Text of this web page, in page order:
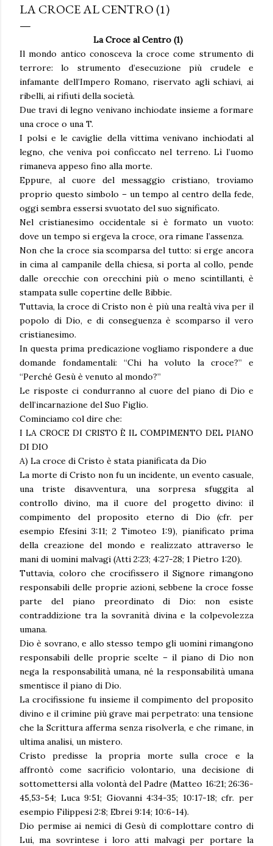
LA CROCE AL CENTRO (1)
La Croce al Centro (1)
Il mondo antico conosceva la croce come strumento di
terrore: lo strumento d’esecuzione più crudele e
infamante dell’Impero Romano, riservato agli schiavi, ai
ribelli, ai rifiuti della società.
Due travi di legno venivano inchiodate insieme a formare
una croce o una T.
I polsi e le caviglie della vittima venivano inchiodati al
legno, che veniva poi conficcato nel terreno. Lì l’uomo
rimaneva appeso fino alla morte.
Eppure, al cuore del messaggio cristiano, troviamo
proprio questo simbolo – un tempo al centro della fede,
oggi sembra essersi svuotato del suo significato.
Nel cristianesimo occidentale si è formato un vuoto:
dove un tempo si ergeva la croce, ora rimane l’assenza.
Non che la croce sia scomparsa del tutto: si erge ancora
in cima al campanile della chiesa, si porta al collo, pende
dalle orecchie con orecchini più o meno scintillanti, è
stampata sulle copertine delle Bibbie.
Tuttavia, la croce di Cristo non è più una realtà viva per il
popolo di Dio, e di conseguenza è scomparso il vero
cristianesimo.
In questa prima predicazione vogliamo rispondere a due
domande fondamentali: “Chi ha voluto la croce?” e
“Perché Gesù è venuto al mondo?”
Le risposte ci condurranno al cuore del piano di Dio e
dell’incarnazione del Suo Figlio.
Cominciamo col dire che:
I LA CROCE DI CRISTO È IL COMPIMENTO DEL PIANO
DI DIO
A) La croce di Cristo è stata pianificata da Dio
La morte di Cristo non fu un incidente, un evento casuale,
una triste disavventura, una sorpresa sfuggita al
controllo divino, ma il cuore del progetto divino: il
compimento del proposito eterno di Dio (cfr. per
esempio Efesini 3:11; 2 Timoteo 1:9), pianificato prima
della creazione del mondo e realizzato attraverso le
mani di uomini malvagi (Atti 2:23; 4:27-28; 1 Pietro 1:20).
Tuttavia, coloro che crocifissero il Signore rimangono
responsabili delle proprie azioni, sebbene la croce fosse
parte del piano preordinato di Dio: non esiste
contraddizione tra la sovranità divina e la colpevolezza
umana.
Dio è sovrano, e allo stesso tempo gli uomini rimangono
responsabili delle proprie scelte – il piano di Dio non
nega la responsabilità umana, né la responsabilità umana
smentisce il piano di Dio.
La crocifissione fu insieme il compimento del proposito
divino e il crimine più grave mai perpetrato: una tensione
che la Scrittura afferma senza risolverla, e che rimane, in
ultima analisi, un mistero.
Cristo predisse la propria morte sulla croce e la
affrontò come sacrificio volontario, una decisione di
sottomettersi alla volontà del Padre (Matteo 16:21; 26:36-
45,53-54; Luca 9:51; Giovanni 4:34-35; 10:17-18; cfr. per
esempio Filippesi 2:8; Ebrei 9:14; 10:6-14).
Dio permise ai nemici di Gesù di complottare contro di
Lui, ma sovrintese i loro atti malvagi per portare la